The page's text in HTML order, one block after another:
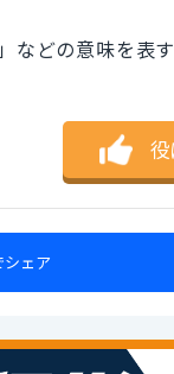
どの意味を表
シェア